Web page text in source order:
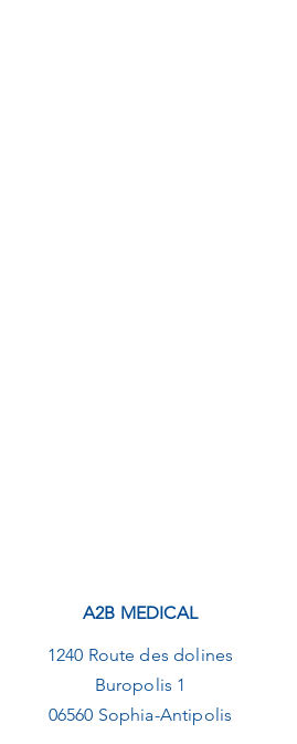
A2B MEDICAL
1240 Route des dolines
Buropolis 1
06560 Sophia-Antipolis